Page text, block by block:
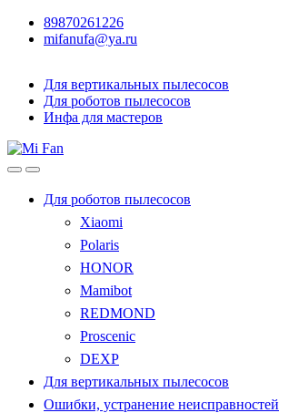
89870261226
mifanufa@ya.ru
Для вертикальных пылесосов
Для роботов пылесосов
Инфа для мастеров
Для роботов пылесосов
Xiaomi
Polaris
HONOR
Mamibot
REDMOND
Proscenic
DEXP
Для вертикальных пылесосов
Ошибки, устранение неисправностей